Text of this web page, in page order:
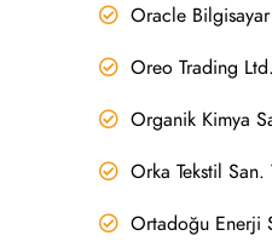
Oracle
Oreo Trading Ltd.
Organik Kimya
Orka Tekstil
Ortadoğu Enerji